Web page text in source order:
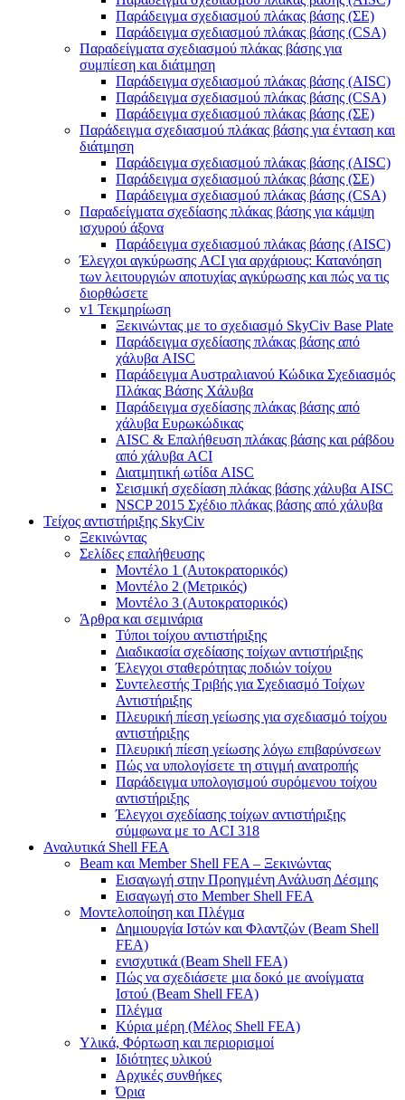
Παράδειγμα σχεδιασμού πλάκας βάσης (ΣΕ)
Παράδειγμα σχεδιασμού πλάκας βάσης (CSA)
Παραδείγματα σχεδιασμού πλάκας βάσης για
συμπίεση και διάτμηση
Παράδειγμα σχεδιασμού πλάκας βάσης (AISC)
Παράδειγμα σχεδιασμού πλάκας βάσης (CSA)
Παράδειγμα σχεδιασμού πλάκας βάσης (ΣΕ)
Παράδειγμα σχεδιασμού πλάκας βάσης για ένταση και
διάτμηση
Παράδειγμα σχεδιασμού πλάκας βάσης (AISC)
Παράδειγμα σχεδιασμού πλάκας βάσης (ΣΕ)
Παράδειγμα σχεδιασμού πλάκας βάσης (CSA)
Παραδείγματα σχεδίασης πλάκας βάσης για κάμψη
ισχυρού άξονα
Παράδειγμα σχεδιασμού πλάκας βάσης (AISC)
Έλεγχοι αγκύρωσης ACI για αρχάριους: Κατανόηση
των λειτουργιών αποτυχίας αγκύρωσης και πώς να τις
διορθώσετε
v1 Τεκμηρίωση
Ξεκινώντας με το σχεδιασμό SkyCiv Base Plate
Παράδειγμα σχεδίασης πλάκας βάσης από
χάλυβα AISC
Παράδειγμα Αυστραλιανού Κώδικα Σχεδιασμός
Πλάκας Βάσης Χάλυβα
Παράδειγμα σχεδίασης πλάκας βάσης από
χάλυβα Ευρωκώδικας
AISC & Επαλήθευση πλάκας βάσης και ράβδου
από χάλυβα ACI
Διατμητική ωτίδα AISC
Σεισμική σχεδίαση πλάκας βάσης χάλυβα AISC
NSCP 2015 Σχέδιο πλάκας βάσης από χάλυβα
Τείχος αντιστήριξης SkyCiv
Ξεκινώντας
Σελίδες επαλήθευσης
Μοντέλο 1 (Αυτοκρατορικός)
Μοντέλο 2 (Μετρικός)
Μοντέλο 3 (Αυτοκρατορικός)
Άρθρα και σεμινάρια
Τύποι τοίχου αντιστήριξης
Διαδικασία σχεδίασης τοίχων αντιστήριξης
Έλεγχοι σταθερότητας ποδιών τοίχου
Συντελεστής Τριβής για Σχεδιασμό Τοίχων
Αντιστήριξης
Πλευρική πίεση γείωσης για σχεδιασμό τοίχου
αντιστήριξης
Πλευρική πίεση γείωσης λόγω επιβαρύνσεων
Πώς να υπολογίσετε τη στιγμή ανατροπής
Παράδειγμα υπολογισμού συρόμενου τοίχου
αντιστήριξης
Έλεγχοι σχεδίασης τοίχων αντιστήριξης
σύμφωνα με το ACI 318
Αναλυτικά Shell FEA
Beam και Member Shell FEA – Ξεκινώντας
Εισαγωγή στην Προηγμένη Ανάλυση Δέσμης
Εισαγωγή στο Member Shell FEA
Μοντελοποίηση και Πλέγμα
Δημιουργία Ιστών και Φλαντζών (Beam Shell
FEA)
ενισχυτικά (Beam Shell FEA)
Πώς να σχεδιάσετε μια δοκό με ανοίγματα
Ιστού (Beam Shell FEA)
Πλέγμα
Κύρια μέρη (Μέλος Shell FEA)
Υλικά, Φόρτωση και περιορισμοί
Ιδιότητες υλικού
Αρχικές συνθήκες
Όρια